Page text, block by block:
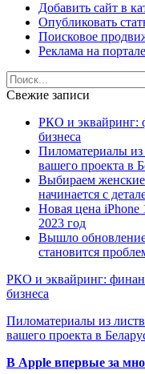
Добавить сайт в
Опубликовать
Поисковое
Реклама на портале
Свежие записи
РКО и эквайринг:
бизнеса
Пиломатериалы
вашего проекта в
Выбираем
начинается с
Новая цена iPhone
2023 год
Вышло обновление
становится
РКО и эквайринг:
бизнеса
Пиломатериалы из
вашего проекта в
В Apple впервые за